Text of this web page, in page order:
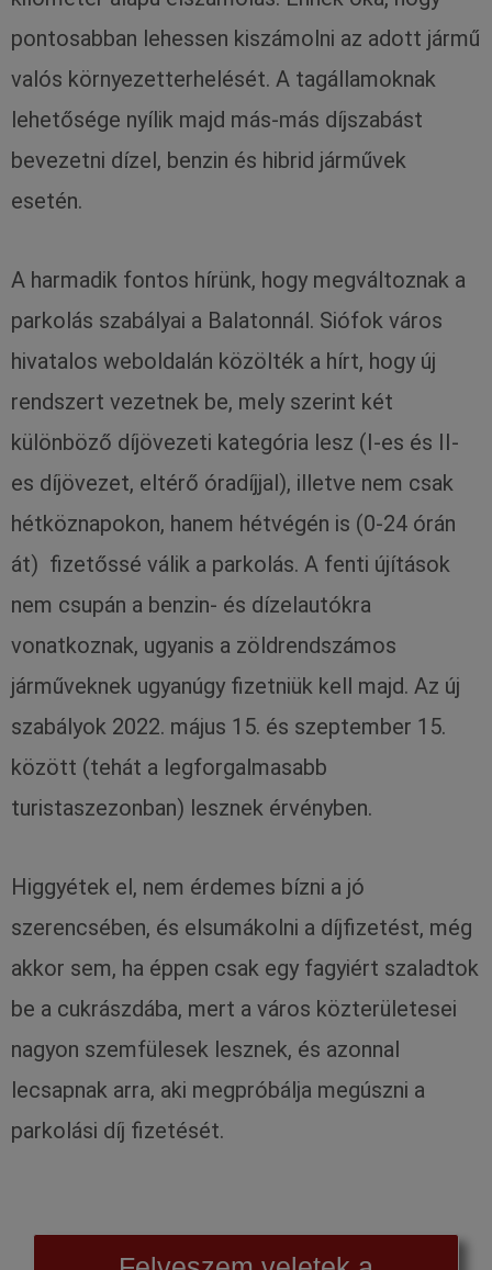
pontosabban lehessen kiszámolni az adott jármű
valós környezetterhelését. A tagállamoknak
lehetősége nyílik majd más-más díjszabást
bevezetni dízel, benzin és hibrid járművek
esetén.
A harmadik fontos hírünk, hogy megváltoznak a
parkolás szabályai a Balatonnál. Siófok város
hivatalos weboldalán közölték a hírt, hogy új
rendszert vezetnek be, mely szerint két
különböző díjövezeti kategória lesz (I-es és II-
es díjövezet, eltérő óradíjjal), illetve nem csak
hétköznapokon, hanem hétvégén is (0-24 órán
át) fizetőssé válik a parkolás. A fenti újítások
nem csupán a benzin- és dízelautókra
vonatkoznak, ugyanis a zöldrendszámos
járműveknek ugyanúgy fizetniük kell majd. Az új
szabályok 2022. május 15. és szeptember 15.
között (tehát a legforgalmasabb
turistaszezonban) lesznek érvényben.
Higgyétek el, nem érdemes bízni a jó
szerencsében, és elsumákolni a díjfizetést, még
akkor sem, ha éppen csak egy fagyiért szaladtok
be a cukrászdába, mert a város közterületesei
nagyon szemfülesek lesznek, és azonnal
lecsapnak arra, aki megpróbálja megúszni a
parkolási díj fizetését.